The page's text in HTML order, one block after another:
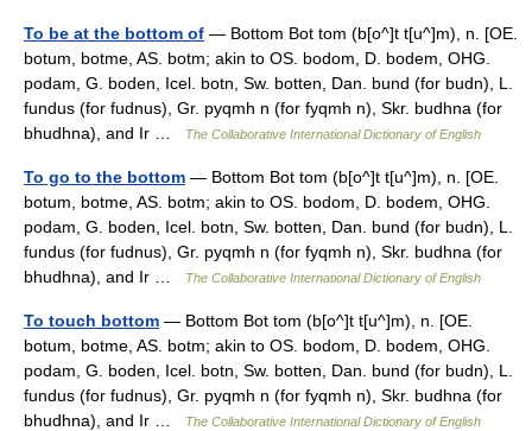
To be at the bottom of — Bottom Bot tom (b[o^]t t[u^]m), n. [OE.
botum, botme, AS. botm; akin to OS. bodom, D. bodem, OHG.
podam, G. boden, Icel. botn, Sw. botten, Dan. bund (for budn), L.
fundus (for fudnus), Gr. pyqmh n (for fyqmh n), Skr. budhna (for
bhudhna), and Ir …
The Collaborative International Dictionary of English
To go to the bottom — Bottom Bot tom (b[o^]t t[u^]m), n. [OE.
botum, botme, AS. botm; akin to OS. bodom, D. bodem, OHG.
podam, G. boden, Icel. botn, Sw. botten, Dan. bund (for budn), L.
fundus (for fudnus), Gr. pyqmh n (for fyqmh n), Skr. budhna (for
bhudhna), and Ir …
The Collaborative International Dictionary of English
To touch bottom — Bottom Bot tom (b[o^]t t[u^]m), n. [OE.
botum, botme, AS. botm; akin to OS. bodom, D. bodem, OHG.
podam, G. boden, Icel. botn, Sw. botten, Dan. bund (for budn), L.
fundus (for fudnus), Gr. pyqmh n (for fyqmh n), Skr. budhna (for
bhudhna), and Ir …
The Collaborative International Dictionary of English